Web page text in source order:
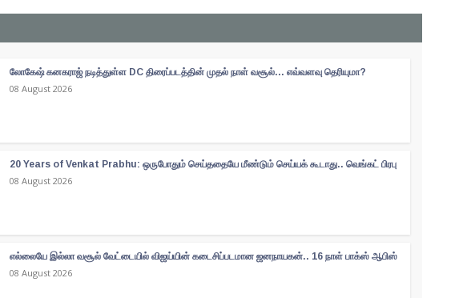
லோகேஷ் கனகராஜ் நடித்துள்ள DC திரைப்படத்தின் முதல் நாள் வசூல்... எவ்வளவு தெரியுமா?
08 August 2026
20 Years of Venkat Prabhu: ஒருபோதும் செய்ததையே மீண்டும் செய்யக் கூடாது.. வெங்கட் பிரபு
08 August 2026
எல்லையே இல்லா வசூல் வேட்டையில் விஜய்யின் கடைசிப்படமான ஜனநாயகன்.. 16 நாள் பாக்ஸ் ஆபிஸ்
08 August 2026